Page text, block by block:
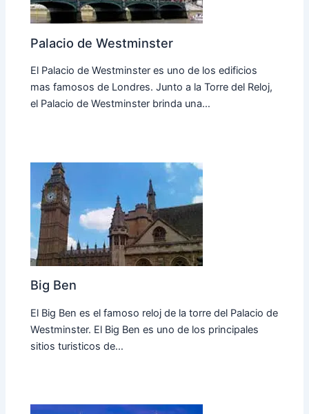
Palacio de Westminster
El Palacio de Westminster es uno de los edificios
mas famosos de Londres. Junto a la Torre del Reloj,
el Palacio de Westminster brinda una…
Big Ben
El Big Ben es el famoso reloj de la torre del Palacio de
Westminster. El Big Ben es uno de los principales
sitios turisticos de…